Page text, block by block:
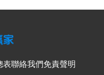
表聯絡我們免責聲明